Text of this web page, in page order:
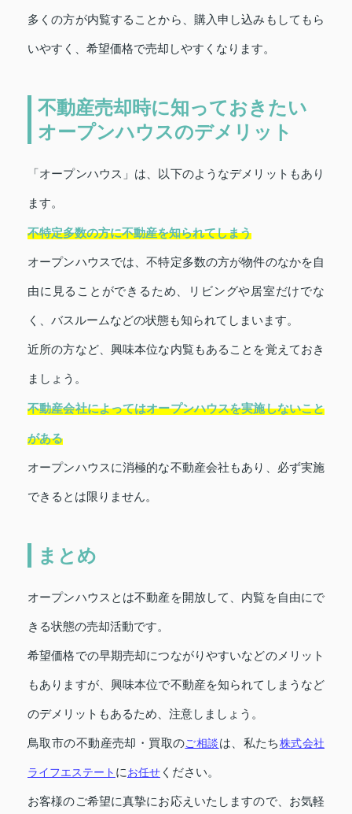
多くの方が内覧することから、購入申し込みもしてもら
いやすく、希望価格で売却しやすくなります。
不動産売却時に知っておきたい
オープンハウスのデメリット
「オープンハウス」は、以下のようなデメリットもあり
ます。
不特定多数の方に不動産を知られてしまう
オープンハウスでは、不特定多数の方が物件のなかを自
由に見ることができるため、リビングや居室だけでな
く、バスルームなどの状態も知られてしまいます。
近所の方など、興味本位な内覧もあることを覚えておき
ましょう。
不動産会社によってはオープンハウスを実施しないこと
がある
オープンハウスに消極的な不動産会社もあり、必ず実施
できるとは限りません。
まとめ
オープンハウスとは不動産を開放して、内覧を自由にで
きる状態の売却活動です。
希望価格での早期売却につながりやすいなどのメリット
もありますが、興味本位で不動産を知られてしまうなど
のデメリットもあるため、注意しましょう。
鳥取市の不動産売却・買取のご相談は、私たち株式会社
ライフエステート にお任せ ください。
お客様のご希望に真摯にお応えいたしますので、お気軽